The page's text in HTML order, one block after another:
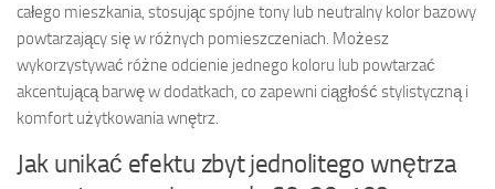
całego mieszkania, stosując spójne tony lub neutralny kolor bazowy
powtarzający się w różnych pomieszczeniach. Możesz
wykorzystywać różne odcienie jednego koloru lub powtarzać
akcentującą barwę w dodatkach, co zapewni ciągłość stylistyczną i
komfort użytkowania wnętrz.
Jak unikać efektu zbyt jednolitego wnętrza